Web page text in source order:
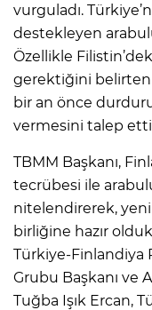
vurguladı.
destekleyen
Özellikle
gerektiğini belirten
bir an önce
vermesini talep
TBMM Başkanı,
tecrübesi ile
nitelendirerek,
birliğine hazır
Türkiye-Finlandiya
Grubu Başkanı ve
Tuğba Işık Ercan,